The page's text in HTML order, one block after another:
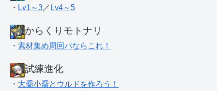
・ Lv1～3 ／ Lv4～5
からくりモトナリ
・ 素材集め周回パならこれ！
試練進化
・ 大喬小喬とウルドを作ろう！